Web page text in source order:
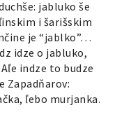
jabluko še
i šarišskim
je “jablko”…
idze o jabluko,
indze to budze
Zapadňarov:
ľebo murjanka.